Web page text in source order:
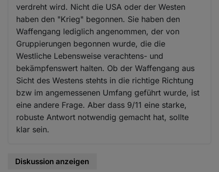
verdreht wird. Nicht die USA oder der Westen
haben den "Krieg" begonnen. Sie haben den
Waffengang lediglich angenommen, der von
Gruppierungen begonnen wurde, die die
Westliche Lebensweise verachtens- und
bekämpfenswert halten. Ob der Waffengang aus
Sicht des Westens stehts in die richtige Richtung
bzw im angemessenen Umfang geführt wurde, ist
eine andere Frage. Aber dass 9/11 eine starke,
robuste Antwort notwendig gemacht hat, sollte
klar sein.
Diskussion anzeigen